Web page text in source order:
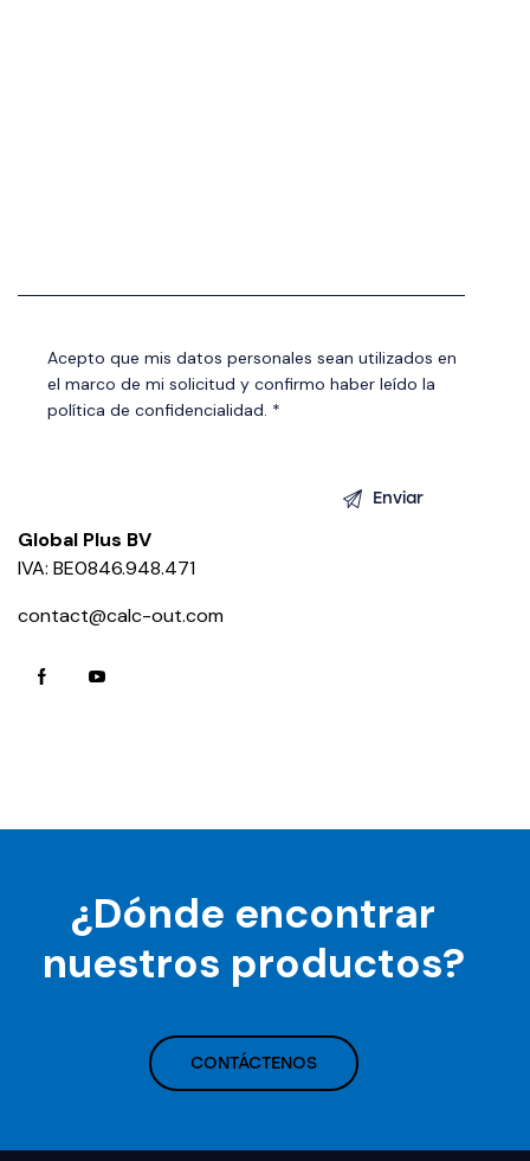
Acepto que mis datos personales sean utilizados en
el marco de mi solicitud y confirmo haber leído la
política de confidencialidad. *
Global Plus BV
IVA: BE0846.948.471
contact@calc-out.com
¿Dónde encontrar
nuestros productos?
CONTÁCTENOS